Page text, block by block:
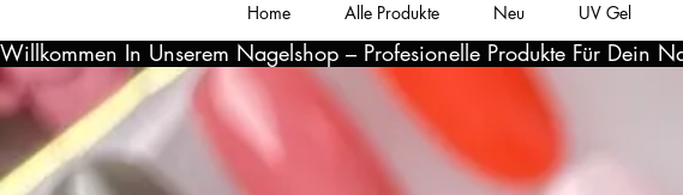
Home Alle Produkte Neu UV Gel
Willkommen In Unserem Nagelshop – Profesionelle Produkte Für Dein